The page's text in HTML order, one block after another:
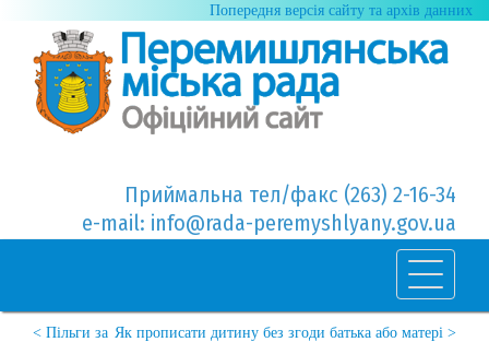
Попередня версія сайту та архів данних
Приймальна тел/факс (263) 2-16-34
e-mail: info@rada-peremyshlyany.gov.ua
Як прописати дитину без згоди батька або матері >
< Пільги за